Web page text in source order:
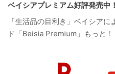
ベイシアプレミアム好評発売中！
「生活品の目利き」ベイシア
ド「Beisia Premium」もっと！